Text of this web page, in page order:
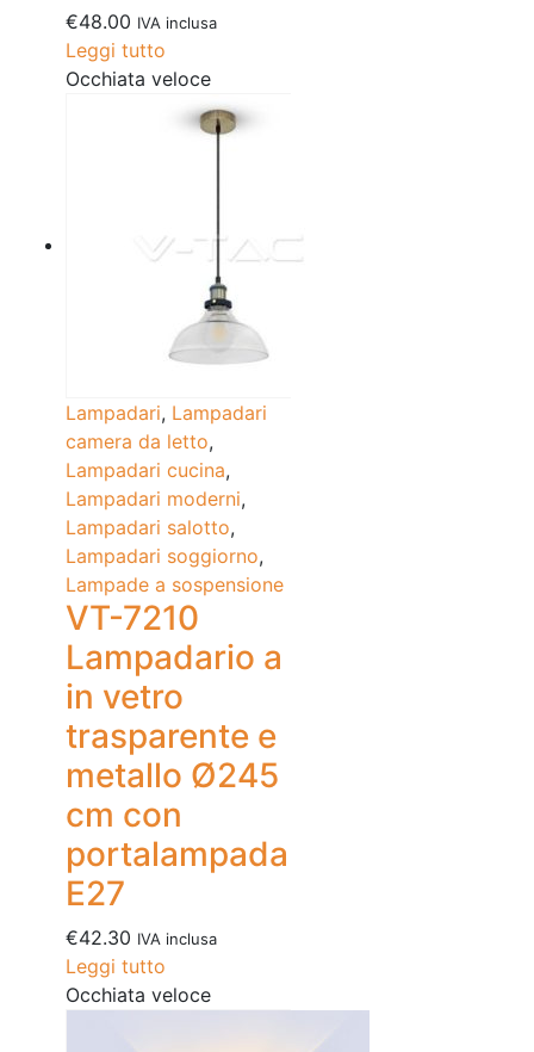
€48.00 IVA inclusa
Leggi tutto
Occhiata veloce
Lampadari, Lampadari
camera da letto,
Lampadari cucina,
Lampadari moderni,
Lampadari salotto,
Lampadari soggiorno,
Lampade a sospensione
VT-7210
Lampadario a
in vetro
trasparente e
metallo Ø245
cm con
portalampada
E27
€42.30 IVA inclusa
Leggi tutto
Occhiata veloce